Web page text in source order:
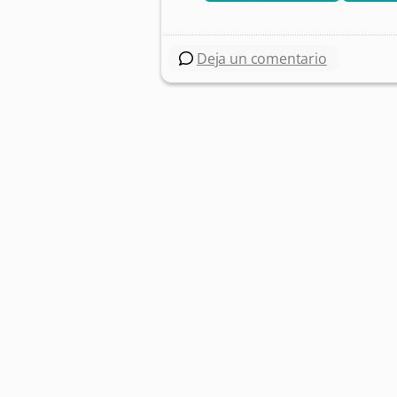
Deja un comentario